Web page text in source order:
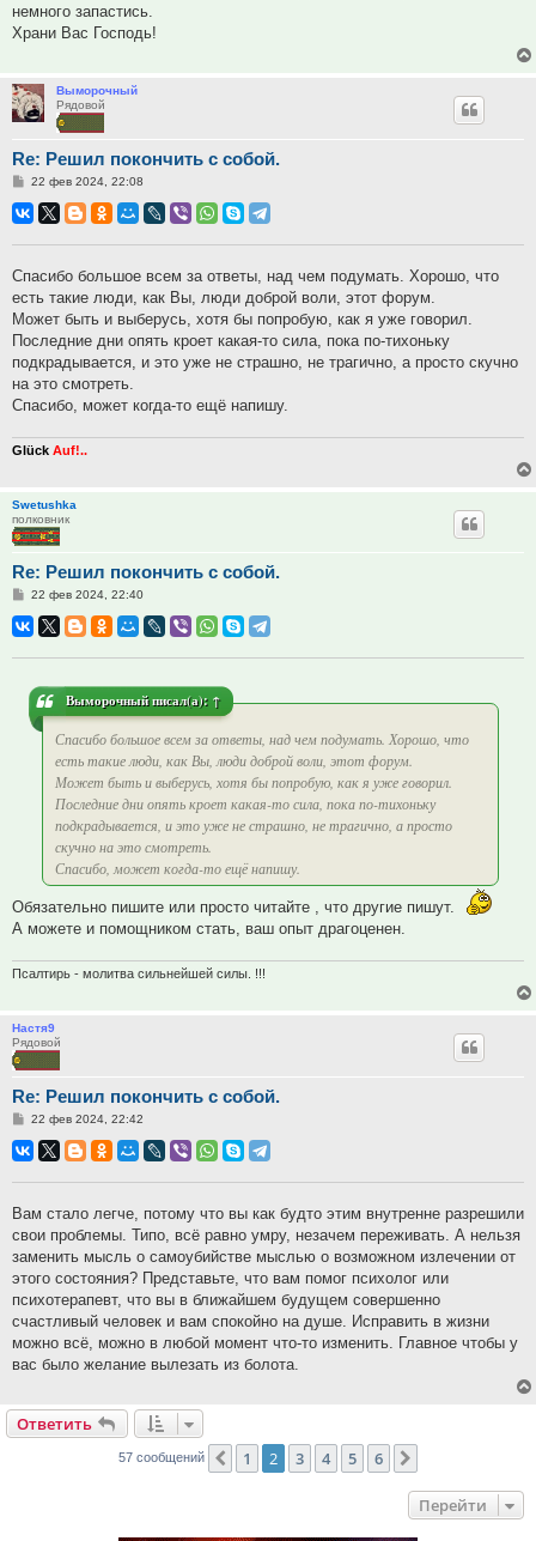
немного запастись.
Храни Вас Господь!
Выморочный
Рядовой
Re: Решил покончить с собой.
Сообщение
22 фев 2024, 22:08
Спасибо большое всем за ответы, над чем подумать. Хорошо, что
есть такие люди, как Вы, люди доброй воли, этот форум.
Может быть и выберусь, хотя бы попробую, как я уже говорил.
Последние дни опять кроет какая-то сила, пока по-тихоньку
подкрадывается, и это уже не страшно, не трагично, а просто скучно
на это смотреть.
Спасибо, может когда-то ещё напишу.
Glück Auf!..
Swetushka
полковник
Re: Решил покончить с собой.
Сообщение
22 фев 2024, 22:40
Выморочныйписал(а): ↑
Спасибо большое всем за ответы, над чем подумать. Хорошо, что
есть такие люди, как Вы, люди доброй воли, этот форум.
Может быть и выберусь, хотя бы попробую, как я уже говорил.
Последние дни опять кроет какая-то сила, пока по-тихоньку
подкрадывается, и это уже не страшно, не трагично, а просто
скучно на это смотреть.
Спасибо, может когда-то ещё напишу.
Обязательно пишите или просто читайте , что другие пишут.
А можете и помощником стать, ваш опыт драгоценен.
Псалтирь - молитва сильнейшей силы. !!!
Настя9
Рядовой
Re: Решил покончить с собой.
Сообщение
22 фев 2024, 22:42
Вам стало легче, потому что вы как будто этим внутренне разрешили
свои проблемы. Типо, всё равно умру, незачем переживать. А нельзя
заменить мысль о самоубийстве мыслью о возможном излечении от
этого состояния? Представьте, что вам помог психолог или
психотерапевт, что вы в ближайшем будущем совершенно
счастливый человек и вам спокойно на душе. Исправить в жизни
можно всё, можно в любой момент что-то изменить. Главное чтобы у
вас было желание вылезать из болота.
Ответить
57 сообщений Пред.
1 2 3 4 5 6
Перейти